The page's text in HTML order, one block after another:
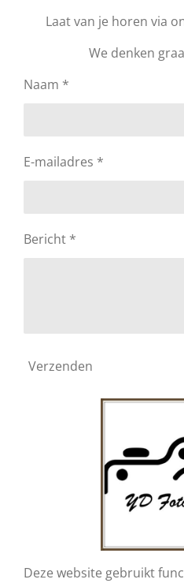
Laat van je horen via
We denken
Naam *
E-mailadres *
Bericht *
Verzenden
Deze website gebruikt